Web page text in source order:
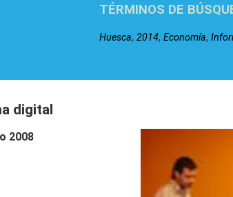
TÉRMINOS DE
Huesca, 2014, Economía,
digital
2008